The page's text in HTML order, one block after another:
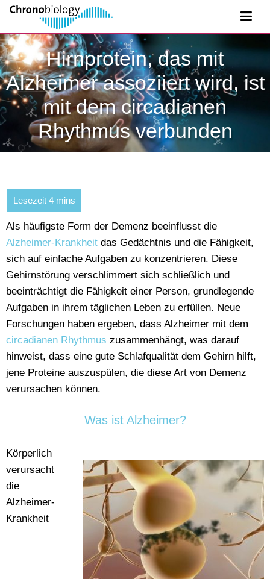
Hirnprotein, das mit
Alzheimer assoziiert wird, ist
mit dem circadianen
Rhythmus verbunden
Als häufigste Form der Demenz beeinflusst die
Alzheimer-Krankheit das Gedächtnis und die Fähigkeit,
sich auf einfache Aufgaben zu konzentrieren. Diese
Gehirnstörung verschlimmert sich schließlich und
beeinträchtigt die Fähigkeit einer Person, grundlegende
Aufgaben in ihrem täglichen Leben zu erfüllen. Neue
Forschungen haben ergeben, dass Alzheimer mit dem
circadianen Rhythmus zusammenhängt, was darauf
hinweist, dass eine gute Schlafqualität dem Gehirn hilft,
jene Proteine auszuspülen, die diese Art von Demenz
verursachen können.
Was ist Alzheimer?
Körperlich
verursacht
die
Alzheimer-
Krankheit